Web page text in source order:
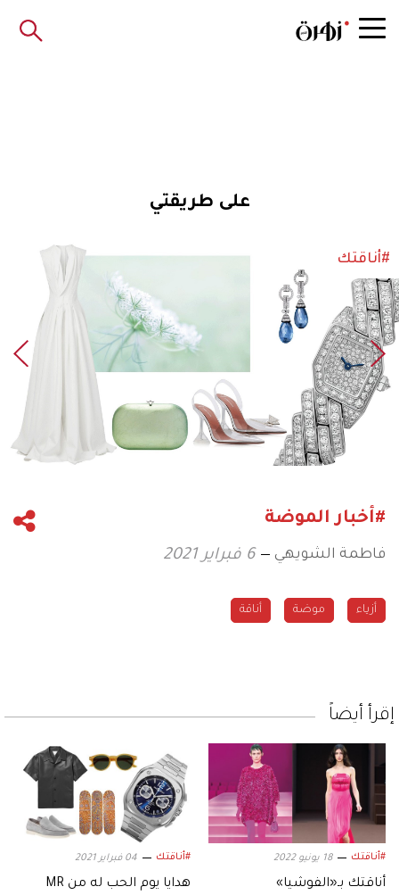
على طريقتي
#أناقتك
#أخبار الموضة
فاطمة الشويهي 6 فبراير 2021
أزياء موضة أناقة
إقرأ أيضاً
#أناقتك 18 يونيو 2022
أناقتك بـ«الفوشيا»
#أناقتك 04 فبراير 2021
هدايا يوم الحب له من MR